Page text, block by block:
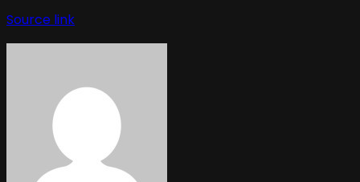
entradas
Source link